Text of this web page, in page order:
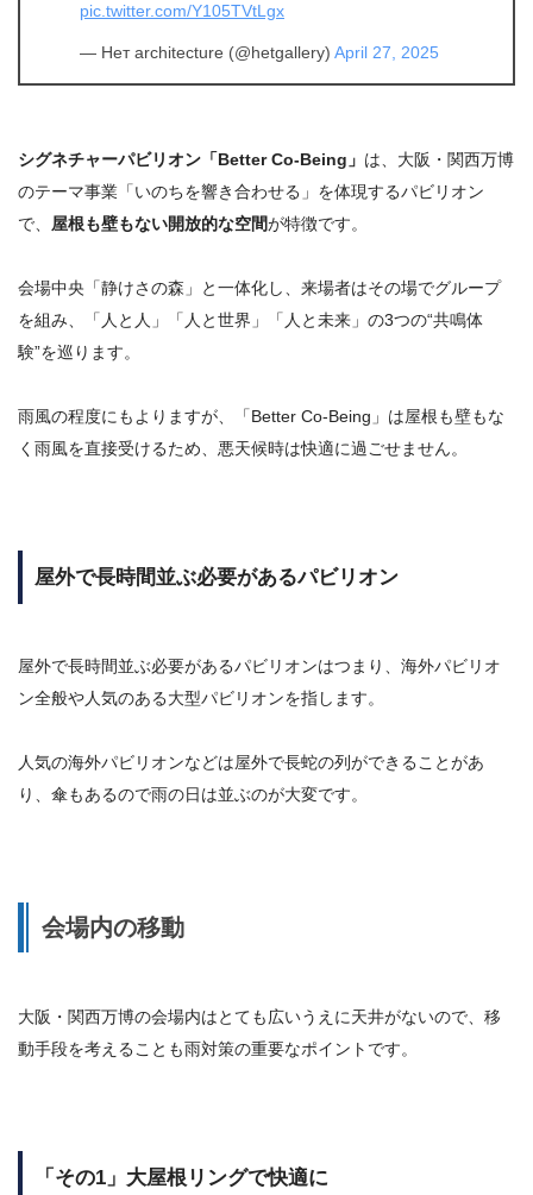
pic.twitter.com/Y105TVtLgx
— Нет architecture (@hetgallery) April 27, 2025
シグネチャーパビリオン「Better Co-Being」 は、大阪・関西万博
のテーマ事業「いのちを響き合わせる」を体現するパビリオン
で、 屋根も壁もない開放的な空間が特徴です。
会場中央「静けさの森」と一体化し、来場者はその場でグループ
を組み、「人と人」「人と世界」「人と未来」の3つの“共鳴体
験”を巡ります。
雨風の程度にもよりますが、
「Better Co-Being」は屋根も壁もな
く雨風を直接受けるため、悪天候時は快適に過ごせません。
屋外で長時間並ぶ必要があるパビリオン
屋外で長時間並ぶ必要があるパビリオンはつまり、海外パビリオ
ン全般や人気のある大型パビリオンを指します。
人気の海外パビリオンなどは屋外で長蛇の列ができることがあ
り、傘もあるので雨の日は並ぶのが大変です。
会場内の移動
大阪・関西万博の会場内はとても広いうえに天井がないので、移
動手段を考えることも雨対策の重要なポイントです。
「その1」大屋根リングで快適に